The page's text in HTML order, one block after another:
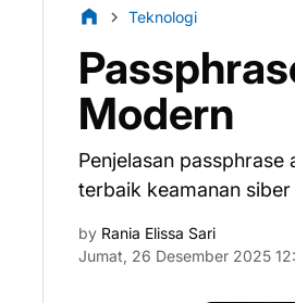
Teknologi
Modern
Penjelasan
terbaik keamanan
by Rania Elissa Sari
Jumat, 26 Desember 2025